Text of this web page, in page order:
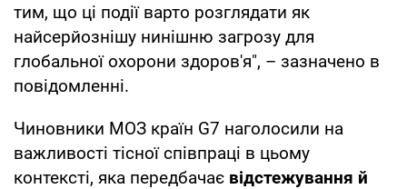
тим, що ці події варто розглядати як
найсерйознішу нинішню загрозу для
глобальної охорони здоров'я", – зазначено в
повідомленні.
Чиновники МОЗ країн G7 наголосили на
важливості тісної співпраці в цьому
контексті, яка передбачає відстежування й